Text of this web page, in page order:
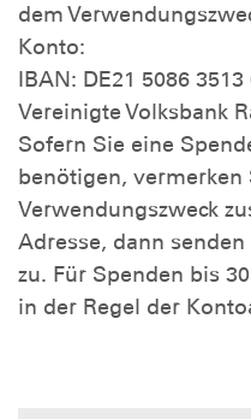
dem
Konto:
IBAN: DE21 5086
Vereinigte Volksbank
Sofern Sie eine
benötigen, vermerken
Verwendungszweck
Adresse, dann
zu. Für Spenden bis
in der Regel der